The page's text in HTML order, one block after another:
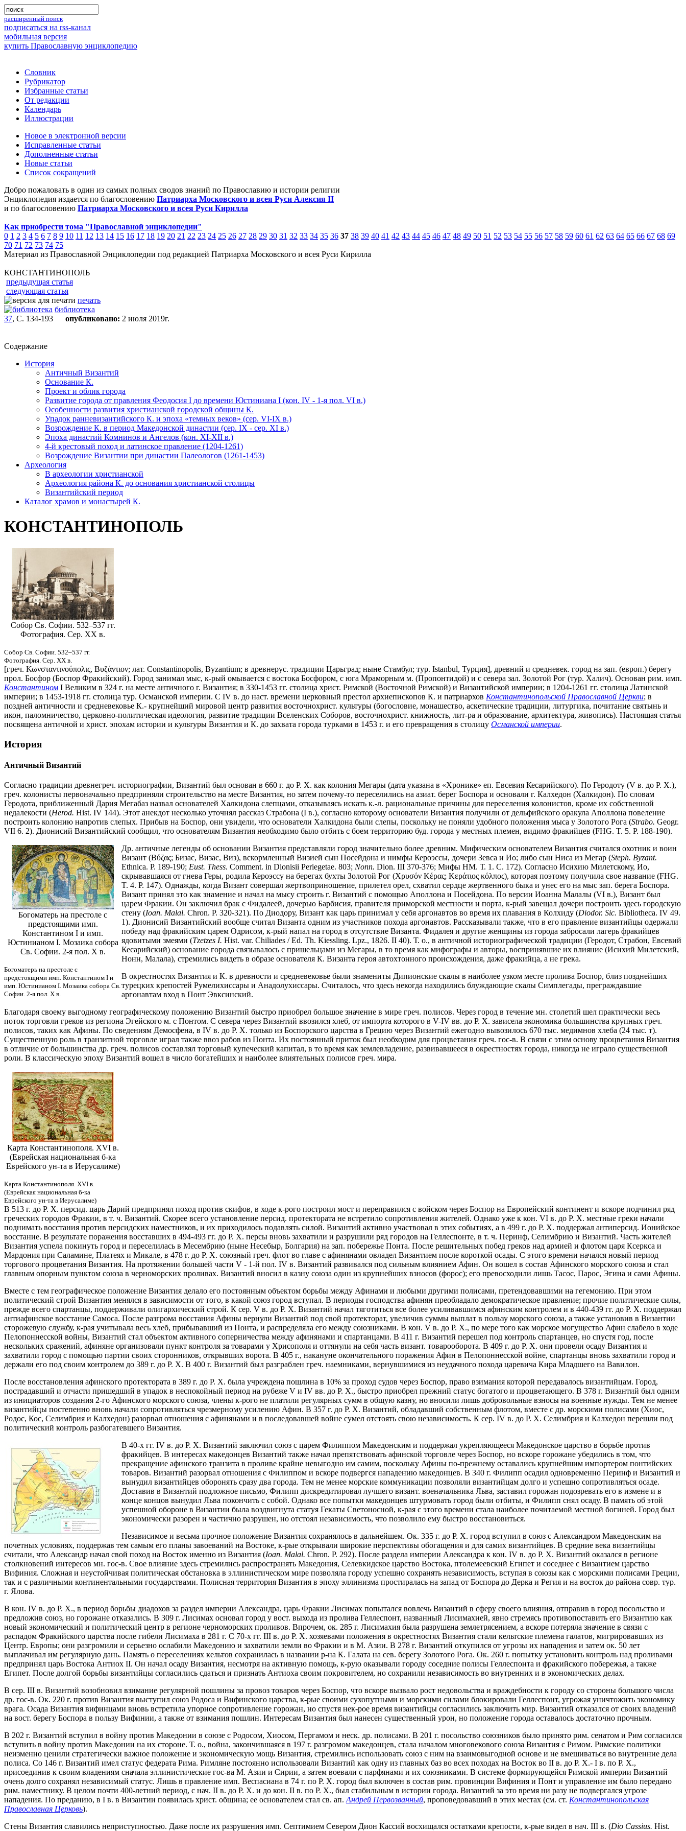
расширенный поиск
подписаться на rss-канал
мобильная версия
купить Православную энциклопедию
Словник
Рубрикатор
Избранные статьи
От редакции
Календарь
Иллюстрации
Новое в электронной версии
Исправленные статьи
Дополненные статьи
Новые статьи
Список сокращений
Добро пожаловать в один из самых полных сводов знаний по Православию и истории религии
Энциклопедия издается по благословению Патриарха Московского и всея Руси Алексия II
и по благословению Патриарха Московского и всея Руси Кирилла
Как приобрести тома "Православной энциклопедии"
0 1 2 3 4 5 6 7 8 9 10 11 12 13 14 15 16 17 18 19 20 21 22 23 24 25 26 27 28 29 30 31 32 33 34 35 36 37 38 39 40 41 42 43 44 45 46 47 48 49 50 51 52 53 54 55 56 57 58 59 60 61 62 63 64 65 66 67 68 69
70 71 72 73 74 75
Материал из Православной Энциклопедии под редакцией Патриарха Московского и всея Руси Кирилла
КОНСТАНТИНОПОЛЬ
предыдущая статья
следующая статья
печать
библиотека
37, С. 134-193 опубликовано: 2 июля 2019г.
Содержание
История
Античный Византий
Основание К.
Проект и облик города
Развитие города от правления Феодосия I до времени Юстиниана I (кон. IV - 1-я пол. VI в.)
Особенности развития христианской городской общины К.
Упадок ранневизантийского К. и эпоха «темных веков» (cер. VI-IX в.)
Возрождение К. в период Македонской династии (сер. IX - сер. XI в.)
Эпоха династий Комнинов и Ангелов (кон. XI-XII в.)
4-й крестовый поход и латинское правление (1204-1261)
Возрождение Византии при династии Палеологов (1261-1453)
Археология
В археологии христианской
Археология района К. до основания христианской столицы
Византийский период
Каталог храмов и монастырей К.
КОНСТАНТИНОПОЛЬ
Собор Св. Софии. 532–537 гг.
Фотография. Сер. ХХ в.
Собор Св. Софии. 532–537 гг.
Фотография. Сер. ХХ в.
[греч. Κωνσταντινούπολις, Βυζάντιον; лат. Constantinopolis, Byzantium; в древнерус. традиции Царьград; ныне Стамбул; тур. Istanbul, Турция], древний и средневек. город на зап. (европ.) берегу
прол. Босфор (Боспор Фракийский). Город занимал мыс, к-рый омывается с востока Босфором, с юга Мраморным м. (Пропонтидой) и с севера зал. Золотой Рог (тур. Халич). Основан рим. имп.
Константином I Великим в 324 г. на месте античного г. Византия; в 330-1453 гг. столица христ. Римской (Восточной Римской) и Византийской империи; в 1204-1261 гг. столица Латинской
империи; в 1453-1918 гг. столица тур. Османской империи. С IV в. до наст. времени церковный престол архиепископов К. и патриархов Константинопольской Православной Церкви; в
поздней античности и средневековье К.- крупнейший мировой центр развития восточнохрист. культуры (богословие, монашество, аскетические традиции, литургика, почитание святынь и
икон, паломничество, церковно-политическая идеология, развитие традиции Вселенских Соборов, восточнохрист. книжность, лит-ра и образование, архитектура, живопись). Настоящая статья
посвящена античной и христ. эпохам истории и культуры Византия и К. до захвата города турками в 1453 г. и его превращения в столицу Османской империи.
История
Античный Византий
Согласно традиции древнегреч. историографии, Византий был основан в 660 г. до Р. Х. как колония Мегары (дата указана в «Хронике» еп. Евсевия Кесарийского). По Геродоту (V в. до Р. Х.),
греч. колонисты первоначально предприняли строительство на месте Византия, но затем почему-то переселились на азиат. берег Боспора и основали г. Калхедон (Халкидон). По словам
Геродота, приближенный Дария Мегабаз назвал основателей Халкидона слепцами, отказываясь искать к.-л. рациональные причины для переселения колонистов, кроме их собственной
недалекости (Herod. Hist. IV 144). Этот анекдот несколько уточнял рассказ Страбона (I в.), согласно которому основатели Византия получили от дельфийского оракула Аполлона повеление
построить колонию напротив слепых. Прибыв на Боспор, они увидели, что основатели Халкидона были слепы, поскольку не поняли удобного положения мыса у Золотого Рога (Strabo. Geogr.
VII 6. 2). Дионисий Византийский сообщил, что основателям Византия необходимо было отбить с боем территорию буд. города у местных племен, видимо фракийцев (FHG. T. 5. P. 188-190).
Богоматерь на престоле с
предстоящими имп.
Константином I и имп.
Юстинианом I. Мозаика собора
Св. Софии. 2-я пол. Х в.
Богоматерь на престоле с
предстоящими имп. Константином I и
имп. Юстинианом I. Мозаика собора Св.
Софии. 2-я пол. Х в.
Др. античные легенды об основании Византия представляли город значительно более древним. Мифическим основателем Византия считался охотник и воин
Визант (Βύζας; Бизас, Визас, Виз), вскормленный Визией сын Посейдона и нимфы Кероэссы, дочери Зевса и Ио; либо сын Ниса из Мегар (Steph. Byzant.
Ethnica. P. 189-190; Eust. Thess. Comment. in Dionisii Periegetae. 803; Nonn. Dion. III 370-376; Мифы НМ. Т. 1. С. 172). Согласно Исихию Милетскому, Ио,
скрывавшаяся от гнева Геры, родила Кероэссу на берегах бухты Золотой Рог (Χρυσόν Κέρας; Κεράτιος κόλπος), которая поэтому получила свое название (FHG.
T. 4. Р. 147). Однажды, когда Визант совершал жертвоприношение, прилетел орел, схватил сердце жертвенного быка и унес его на мыс зап. берега Боспора.
Визант принял это как знамение и начал на мысу строить г. Византий с помощью Аполлона и Посейдона. По версии Иоанна Малалы (VI в.), Визант был
царем Фракии. Он заключил брак с Фидалеей, дочерью Барбисия, правителя приморской местности и порта, к-рый завещал дочери построить здесь городскую
стену (Ioan. Malal. Chron. P. 320-321). По Диодору, Визант как царь принимал у себя аргонавтов во время их плавания в Колхиду (Diodor. Sic. Bibliotheca. IV 49.
1). Дионисий Византийский вообще считал Византа одним из участников похода аргонавтов. Рассказывали также, что в его правление византийцы одержали
победу над фракийским царем Одрисом, к-рый напал на город в отсутствие Византа. Фидалея и другие женщины из города забросали лагерь фракийцев
ядовитыми змеями (Tzetzes I. Hist. var. Chiliades / Ed. Th. Kiessling. Lpz., 1826. II 40). Т. о., в античной историографической традиции (Геродот, Страбон, Евсевий
Кесарийский) основание города связывалось с пришельцами из Мегары, в то время как мифографы и авторы, воспринявшие их влияние (Исихий Милетский,
Нонн, Малала), стремились видеть в образе основателя К. Византа героя автохтонного происхождения, даже фракийца, а не грека.
В окрестностях Византия и К. в древности и средневековье были знамениты Дипионские скалы в наиболее узком месте пролива Боспор, близ позднейших
турецких крепостей Румелихиссары и Анадолухиссары. Считалось, что здесь некогда находились блуждающие скалы Симплегады, преграждавшие
аргонавтам вход в Понт Эвксинский.
Благодаря своему выгодному географическому положению Византий быстро приобрел большое значение в мире греч. полисов. Через город в течение мн. столетий шел практически весь
поток торговли греков из региона Эгейского м. с Понтом. С севера через Византий ввозился хлеб, от импорта которого в V-IV вв. до Р. Х. зависела экономика большинства крупных греч.
полисов, таких как Афины. По сведениям Демосфена, в IV в. до Р. Х. только из Боспорского царства в Грецию через Византий ежегодно вывозилось 670 тыс. медимнов хлеба (24 тыс. т).
Существенную роль в транзитной торговле играл также ввоз рабов из Понта. Их постоянный приток был необходим для процветания греч. гос-в. В связи с этим основу процветания Византия
в отличие от большинства др. греч. полисов составлял торговый купеческий капитал, в то время как землевладение, развивавшееся в окрестностях города, никогда не играло существенной
роли. В классическую эпоху Византий вошел в число богатейших и наиболее влиятельных полисов греч. мира.
Карта Константинополя. XVI в.
(Еврейская национальная б-ка
Еврейского ун-та в Иерусалиме)
Карта Константинополя. XVI в.
(Еврейская национальная б-ка
Еврейского ун-та в Иерусалиме)
В 513 г. до Р. Х. персид. царь Дарий предпринял поход против скифов, в ходе к-рого построил мост и переправился с войском через Боспор на Европейский континент и вскоре подчинил ряд
греческих городов Фракии, в т. ч. Византий. Скорее всего установление персид. протектората не встретило сопротивления жителей. Однако уже к кон. VI в. до Р. Х. местные греки начали
поднимать восстания против персидских наместников, и их приходилось подавлять силой. Византий активно участвовал в этих событиях, а в 499 г. до Р. Х. поддержал антиперсид. Ионийское
восстание. В результате поражения восставших в 494-493 гг. до Р. Х. персы вновь захватили и разрушили ряд городов на Геллеспонте, в т. ч. Перинф, Селимбрию и Византий. Часть жителей
Византия успела покинуть город и переселилась в Месембрию (ныне Несебыр, Болгария) на зап. побережье Понта. После решительных побед греков над армией и флотом царя Ксеркса и
Мардония при Саламине, Платеях и Микале, в 478 г. до Р. Х. союзный греч. флот во главе с афинянами овладел Византием после короткой осады. С этого времени начался новый период
торгового процветания Византия. На протяжении большей части V - 1-й пол. IV в. Византий развивался под сильным влиянием Афин. Он вошел в состав Афинского морского союза и стал
главным опорным пунктом союза в черноморских проливах. Византий вносил в казну союза один из крупнейших взносов (форос); его превосходили лишь Тасос, Парос, Эгина и сами Афины.
Вместе с тем географическое положение Византия делало его постоянным объектом борьбы между Афинами и любыми другими полисами, претендовавшими на гегемонию. При этом
политический строй Византия менялся в зависимости от того, в какой союз город вступал. В периоды господства афинян преобладало демократическое правление; прочие политические силы,
прежде всего спартанцы, поддерживали олигархический строй. К сер. V в. до Р. Х. Византий начал тяготиться все более усиливавшимся афинским контролем и в 440-439 гг. до Р. Х. поддержал
антиафинское восстание Самоса. После разгрома восстания Афины вернули Византий под свой протекторат, увеличив суммы выплат в пользу морского союза, а также установив в Византии
сторожевую службу, к-рая учитывала весь хлеб, прибывавший из Понта, и распределяла его между союзниками. В кон. V в. до Р. Х., по мере того как морское могущество Афин слабело в ходе
Пелопоннесской войны, Византий стал объектом активного соперничества между афинянами и спартанцами. В 411 г. Византий перешел под контроль спартанцев, но спустя год, после
нескольких сражений, афиняне организовали пункт контроля за товарами у Хрисополя и оттянули на себя часть визант. товарооборота. В 409 г. до Р. Х. они провели осаду Византия и
захватили город с помощью партии своих сторонников, открывших ворота. В 405 г., накануне окончательного поражения Афин в Пелопоннесской войне, спартанцы вновь захватили город и
держали его под своим контролем до 389 г. до Р. Х. В 400 г. Византий был разграблен греч. наемниками, вернувшимися из неудачного похода царевича Кира Младшего на Вавилон.
После восстановления афинского протектората в 389 г. до Р. Х. была учреждена пошлина в 10% за проход судов через Боспор, право взимания которой передавалось византийцам. Город,
пострадавший и отчасти пришедший в упадок в неспокойный период на рубеже V и IV вв. до Р. Х., быстро приобрел прежний статус богатого и процветающего. В 378 г. Византий был одним
из инициаторов создания 2-го Афинского морского союза, члены к-рого не платили регулярных сумм в общую казну, но вносили лишь добровольные взносы на военные нужды. Тем не менее
византийцы постепенно вновь начали сопротивляться чрезмерному усилению Афин. В 357 г. до Р. Х. Византий, обладавший собственным флотом, вместе с др. морскими полисами (Хиос,
Родос, Кос, Селимбрия и Калхедон) разорвал отношения с афинянами и в последовавшей войне сумел отстоять свою независимость. К сер. IV в. до Р. Х. Селимбрия и Калхедон перешли под
политический контроль разбогатевшего Византия.
В 40-х гг. IV в. до Р. Х. Византий заключил союз с царем Филиппом Македонским и поддержал укрепляющееся Македонское царство в борьбе против
фракийцев. В интересах македонцев Византий также начал препятствовать афинской торговле через Боспор, но вскоре горожане убедились в том, что
прекращение афинского транзита в проливе крайне невыгодно им самим, поскольку Афины по-прежнему оставались крупнейшим импортером понтийских
товаров. Византий разорвал отношения с Филиппом и вскоре подвергся нападению македонцев. В 340 г. Филипп осадил одновременно Перинф и Византий и
вынудил византийцев оборонять сразу два города. Тем не менее морские коммуникации позволяли византийцам долго и успешно сопротивляться осаде.
Доставив в Византий подложное письмо, Филипп дискредитировал лучшего визант. военачальника Льва, заставил горожан подозревать его в измене и в
конце концов вынудил Льва покончить с собой. Однако все попытки македонцев штурмовать город были отбиты, и Филипп снял осаду. В память об этой
успешной обороне в Византии была воздвигнута статуя Гекаты Светоносной, к-рая с этого времени стала наиболее почитаемой местной богиней. Город был
экономически разорен и частично разрушен, но отстоял независимость, что позволило ему быстро восстановиться.
Независимое и весьма прочное положение Византия сохранялось в дальнейшем. Ок. 335 г. до Р. Х. город вступил в союз с Александром Македонским на
почетных условиях, поддержав тем самым его планы завоеваний на Востоке, к-рые открывали широкие перспективы обогащения и для самих византийцев. В средние века византийцы
считали, что Александр начал свой поход на Восток именно из Византия (Ioan. Malal. Chron. P. 292). После раздела империи Александра к кон. IV в. до Р. Х. Византий оказался в регионе
столкновений интересов мн. гос-в. Свое влияние здесь стремились распространять Македония, Селевкидское царство Востока, птолемеевский Египет и соседнее с Византием царство
Вифиния. Сложная и неустойчивая политическая обстановка в эллинистическом мире позволяла городу успешно сохранять независимость, вступая в союзы как с морскими полисами Греции,
так и с различными континентальными государствами. Полисная территория Византия в эпоху эллинизма простиралась на запад от Боспора до Дерка и Регия и на восток до района совр. тур.
г. Ялова.
В кон. IV в. до Р. Х., в период борьбы диадохов за раздел империи Александра, царь Фракии Лисимах попытался вовлечь Византий в сферу своего влияния, отправив в город посольство и
предложив союз, но горожане отказались. В 309 г. Лисимах основал город у вост. выхода из пролива Геллеспонт, названный Лисимахией, явно стремясь противопоставить его Византию как
новый экономический и политический центр в регионе черноморских проливов. Впрочем, ок. 285 г. Лисимахия была разрушена землетрясением, а вскоре потеряла значение в связи с
распадом Фракийского царства после гибели Лисимаха в 281 г. С 70-х гг. III в. до Р. Х. хозяевами положения в окрестностях Византия стали кельтские племена галатов, мигрировавших из
Центр. Европы; они разгромили и серьезно ослабили Македонию и захватили земли во Фракии и в М. Азии. В 278 г. Византий откупился от угрозы их нападения и затем ок. 50 лет
выплачивал им регулярную дань. Память о переселениях кельтов сохранилась в названии р-на К. Галата на сев. берегу Золотого Рога. Ок. 260 г. попытку установить контроль над проливами
предпринял царь Востока Антиох II. Он начал осаду Византия, несмотря на активную помощь, к-рую оказывали городу соседние полисы Геллеспонта и фракийского побережья, а также
Египет. После долгой борьбы византийцы согласились сдаться и признать Антиоха своим покровителем, но сохранили независимость во внутренних и в экономических делах.
В сер. III в. Византий возобновил взимание регулярной пошлины за провоз товаров через Боспор, что вскоре вызвало рост недовольства и враждебности к городу со стороны большого числа
др. гос-в. Ок. 220 г. против Византия выступил союз Родоса и Вифинского царства, к-рые своими сухопутными и морскими силами блокировали Геллеспонт, угрожая уничтожить экономику
врага. Осада Византия вифинцами вновь встретила упорное сопротивление горожан, но спустя нек-рое время византийцы согласились заключить мир. Византий отказался от своих владений
на вост. берегу Боспора в пользу Вифинии, а также от взимания пошлин. Интересам Византия был нанесен существенный урон, но положение города оставалось достаточно прочным.
В 202 г. Византий вступил в войну против Македонии в союзе с Родосом, Хиосом, Пергамом и неск. др. полисами. В 201 г. посольство союзников было принято рим. сенатом и Рим согласился
вступить в войну против Македонии на их стороне. Т. о., война, закончившаяся в 197 г. разгромом македонцев, стала началом многовекового союза Византия с Римом. Римские политики
неизменно ценили стратегически важное положение и экономическую мощь Византия, стремились использовать союз с ним на взаимовыгодной основе и не вмешиваться во внутренние дела
полиса. Со 146 г. Византий имел статус федерата Рима. Римляне постоянно использовали Византий как одну из главных баз во всех походах на Восток во II в. до Р. Х.- I в. по Р. Х.,
присоединив к своим владениям сначала эллинистические гос-ва М. Азии и Сирии, а затем воевали с парфянами и их союзниками. В системе формирующейся Римской империи Византий
очень долго сохранял независимый статус. Лишь в правление имп. Веспасиана в 74 г. по Р. Х. город был включен в состав рим. провинции Вифиния и Понт и управление им было передано
рим. наместнику. В целом почти 400-летний период, с нач. II в. до Р. Х. и до кон. II в. по Р. Х., был стабильным в истории города. Византий за это время ни разу не подвергался угрозе
нападения. По преданию, в I в. в Византии появилась христ. община; ее основателем стал св. ап. Андрей Первозванный, проповедовавший в этих местах (см. ст. Константинопольская
Православная Церковь).
Стены Византия славились неприступностью. Даже после их разрушения имп. Септимием Севером Дион Кассий восхищался остатками крепости, к-рые видел в нач. III в. (Dio Cassius. Hist.